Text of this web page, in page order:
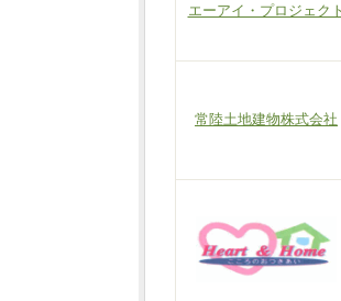
エーアイ・プロジェク
常陸土地建物株式会社